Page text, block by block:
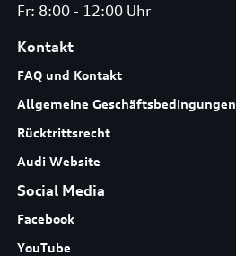
Fr: 8:00 - 12:00 Uhr
Kontakt
FAQ und Kontakt
Allgemeine Geschäftsbedingungen
Rücktrittsrecht
Audi Website
Social Media
Facebook
YouTube